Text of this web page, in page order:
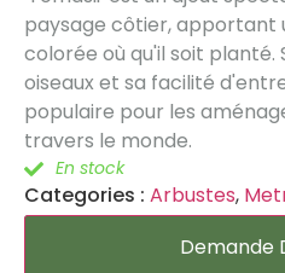
paysage côtier, apportant
colorée où qu'il soit
oiseaux et sa facilité
populaire pour les
travers le monde.
En stock
Categories : Arbustes,
Demande